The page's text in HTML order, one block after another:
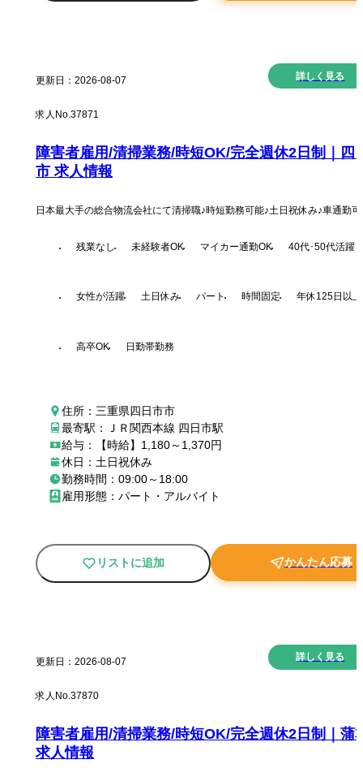
更新日： 2026-08-07
求人No.37871
詳しく見る
障害者雇用/清掃業務/時短OK/完全週休2日制｜四
市 求人情報
日本最大手の総合物流会社にて清掃職♪時短勤務可能♪土日祝休み♪車通勤可
残業なし 未経験者OK マイカー通勤OK 40代･50代活躍
女性が活躍 土日休み パート 時間固定 年休125日以上
高卒OK 日勤帯勤務
住所：三重県四日市市
最寄駅：ＪＲ関西本線 四日市駅
給与：【時給】1,180～1,370円
休日：土日祝休み
勤務時間：09:00～18:00
雇用形態：パート・アルバイト
リストに追加 かんたん応募
更新日： 2026-08-07
求人No. 37870
詳しく見る
障害者雇用/清掃業務/時短OK/完全週休2日制｜蒲
求人情報